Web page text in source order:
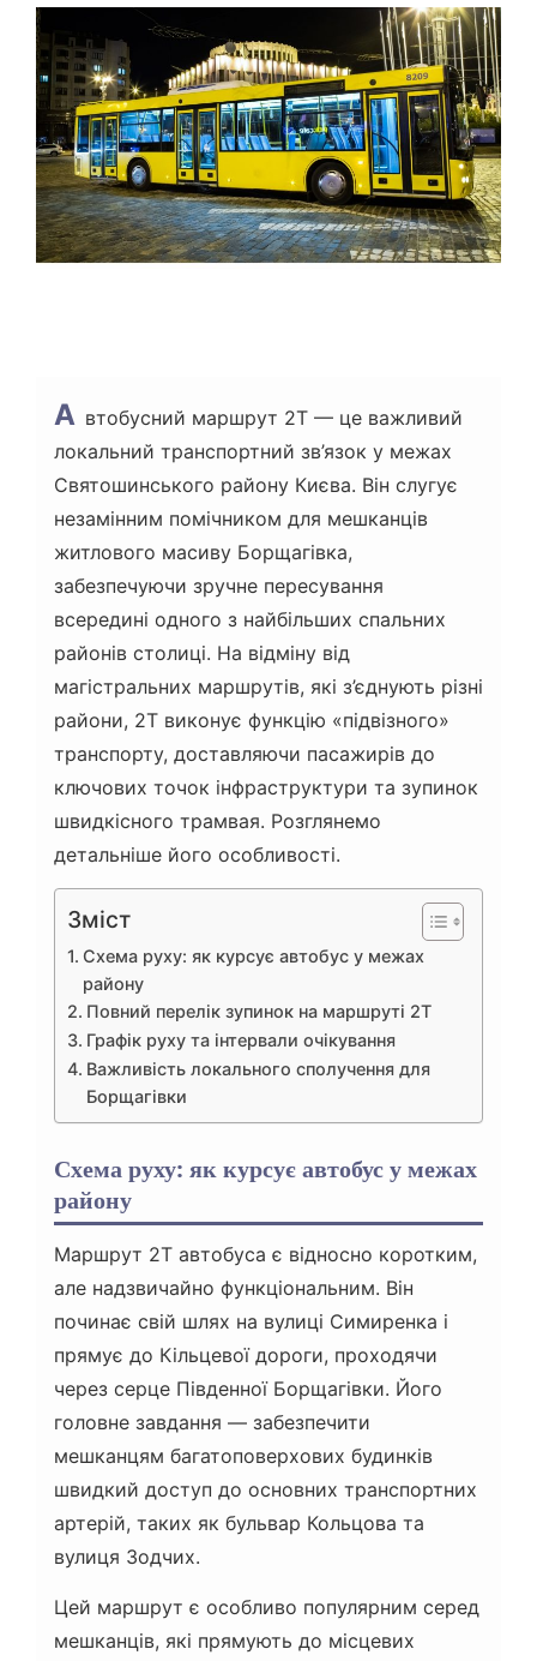
О
В
Н
И
Й
Ч
А
Ч
И
Т
А
Н
Н
Я
А втобусний маршрут 2Т — це важливий
локальний транспортний зв’язок у межах
Святошинського району Києва. Він слугує
незамінним помічником для мешканців
житлового масиву Борщагівка,
забезпечуючи зручне пересування
всередині одного з найбільших спальних
районів столиці. На відміну від
магістральних маршрутів, які з’єднують різні
райони, 2Т виконує функцію «підвізного»
транспорту, доставляючи пасажирів до
ключових точок інфраструктури та зупинок
швидкісного трамвая. Розглянемо
детальніше його особливості.
Зміст
Схема руху: як курсує автобус у межах
району
Повний перелік зупинок на маршруті 2Т
Графік руху та інтервали очікування
Важливість локального сполучення для
Борщагівки
Схема руху: як курсує автобус у межах
району
Маршрут 2Т автобуса є відносно коротким,
але надзвичайно функціональним. Він
починає свій шлях на вулиці Симиренка і
прямує до Кільцевої дороги, проходячи
через серце Південної Борщагівки. Його
головне завдання — забезпечити
мешканцям багатоповерхових будинків
швидкий доступ до основних транспортних
артерій, таких як бульвар Кольцова та
вулиця Зодчих.
Цей маршрут є особливо популярним серед
мешканців, які прямують до місцевих